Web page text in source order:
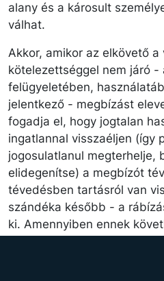
alany és a károsult
válhat.
Akkor, amikor az elkövető a
kötelezettséggel nem járó -
felügyeletében,
jelentkező - megbízást
fogadja el, hogy jogtalan
ingatlannal visszaéljen (így
jogosulatlanul megterhelje,
elidegenítse) a megbízót
tévedésben tartásról van
szándéka később - a
ki. Amennyiben ennek